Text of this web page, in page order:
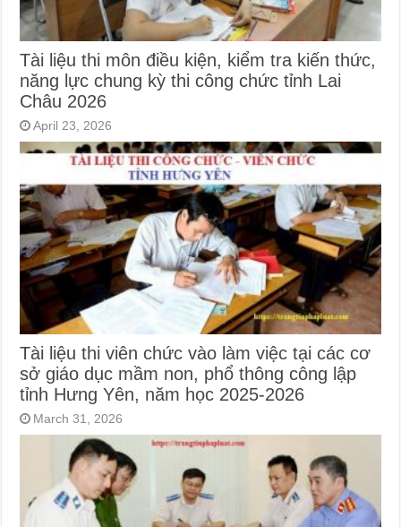
Tài liệu thi môn điều kiện, kiểm tra kiến thức,
năng lực chung kỳ thi công chức tỉnh Lai
Châu 2026
April 23, 2026
Tài liệu thi viên chức vào làm việc tại các cơ
sở giáo dục mầm non, phổ thông công lập
tỉnh Hưng Yên, năm học 2025-2026
March 31, 2026